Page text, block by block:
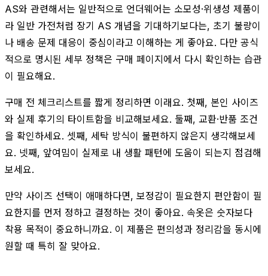
AS와 관련해서는 일반적으로 언더웨어는 소모성·위생성 제품이
라 일반 가전처럼 장기 AS 개념을 기대하기보다는, 초기 불량이
나 배송 문제 대응이 중심이라고 이해하는 게 좋아요. 다만 공식
적으로 명시된 세부 정책은 구매 페이지에서 다시 확인하는 습관
이 필요해요.
구매 전 체크리스트를 짧게 정리하면 이래요. 첫째, 본인 사이즈
와 실제 후기의 타이트함을 비교해보세요. 둘째, 교환·반품 조건
을 확인하세요. 셋째, 세탁 방식이 불편하지 않은지 생각해보세
요. 넷째, 앞여밈이 실제로 내 생활 패턴에 도움이 되는지 점검해
보세요.
만약 사이즈 선택이 애매하다면, 보정감이 필요한지 편안함이 필
요한지를 먼저 정하고 결정하는 것이 좋아요. 속옷은 숫자보다
착용 목적이 중요하니까요. 이 제품은 편의성과 정리감을 동시에
원할 때 특히 잘 맞아요.